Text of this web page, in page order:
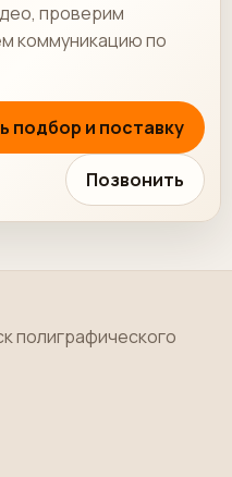
проверим
коммуникацию по
подбор и поставку
Позвонить
полиграфического